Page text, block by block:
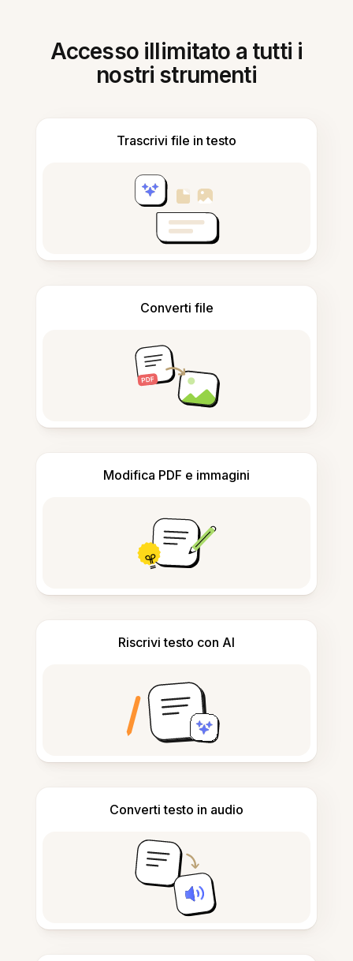
Accesso illimitato a tutti i
nostri strumenti
Trascrivi file in testo
Converti file
Modifica PDF e immagini
Riscrivi testo con AI
Converti testo in audio